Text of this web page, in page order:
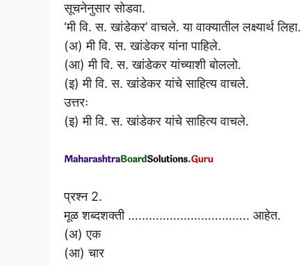
सूचनेनुसार सोडवा.
‘मी वि. स. खांडेकर’ वाचले. या वाक्यातील लक्ष्यार्थ लिहा.
(अ) मी वि. स. खांडेकर यांना पाहिले.
(आ) मी वि. स. खांडेकर यांच्याशी बोललो.
(इ) मी वि. स. खांडेकर यांचे साहित्य वाचले.
उत्तरः
(इ) मी वि. स. खांडेकर यांचे साहित्य वाचले.
प्रश्न 2.
मूळ शब्दशक्ती …………………………….. आहेत.
(अ) एक
(आ) चार